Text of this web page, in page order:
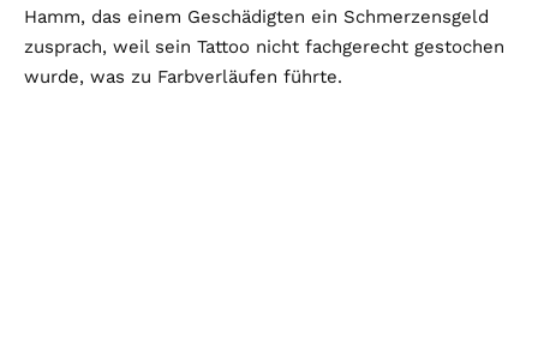
Hamm, das einem Geschädigten ein Schmerzensgeld
zusprach, weil sein Tattoo nicht fachgerecht gestochen
wurde, was zu Farbverläufen führte​​.